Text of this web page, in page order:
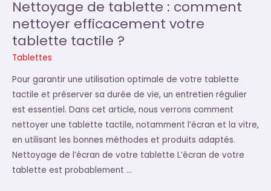
Nettoyage de tablette : comment
nettoyer efficacement votre
tablette tactile ?
Tablettes
Pour garantir une utilisation optimale de votre tablette
tactile et préserver sa durée de vie, un entretien régulier
est essentiel. Dans cet article, nous verrons comment
nettoyer une tablette tactile, notamment l’écran et la vitre,
en utilisant les bonnes méthodes et produits adaptés.
Nettoyage de l’écran de votre tablette L’écran de votre
tablette est probablement …